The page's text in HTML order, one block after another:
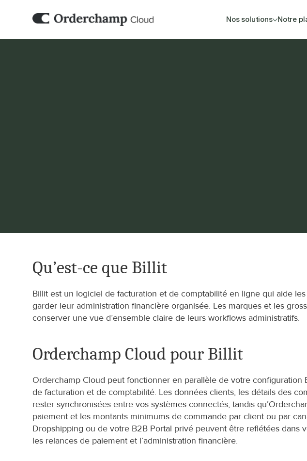
Nos solutions Notre
Qu’est-ce que Billit
Billit est un logiciel de facturation et de comptabilité en ligne qui aide
garder leur administration financière organisée. Les marques et les
conserver une vue d’ensemble claire de leurs workflows administratifs.
Orderchamp Cloud pour Billit
Orderchamp Cloud peut fonctionner en parallèle de votre
de facturation et de comptabilité. Les données clients, les détails des
rester synchronisées entre vos systèmes connectés, tandis
paiement et les montants minimums de commande par client ou par
Dropshipping ou de votre B2B Portal privé peuvent être reflétées dans
les relances de paiement et l’administration financière.